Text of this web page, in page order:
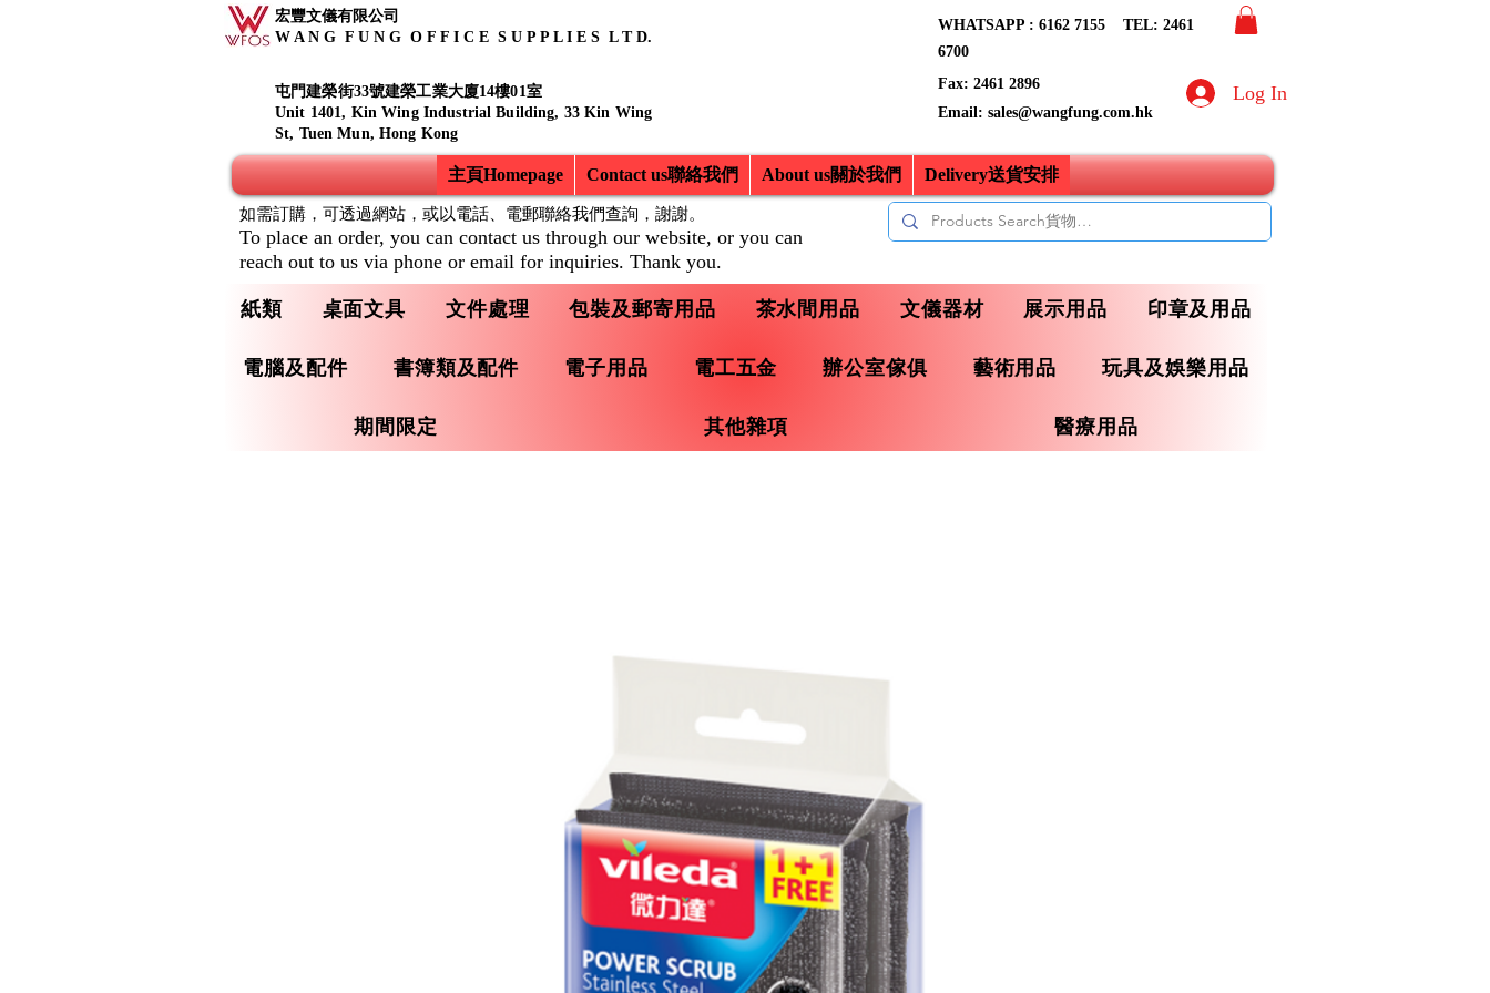
宏豐文儀有限公司
W A N G F U N G O F F I C E S U P P L I E S L T D.
屯門建榮街33號建榮工業大廈14樓01室
Unit 1401, Kin Wing Industrial Building, 33 Kin Wing
St, Tuen Mun, Hong Kong
WHATSAPP : 6162 7155​ TEL: 2461
6700
Fax: 2461 2896
Email: sales@wangfung.com.hk
Log In
主頁Homepage Contact us聯絡我們 About us關於我們 Delivery送貨安排
紙類 桌面文具 文件處理 包裝及郵寄用品 茶水間用品 文儀器材 展示用品 印章及用品
電腦及配件 書簿類及配件 電子用品 電工五金 辦公室傢俱 藝術用品 玩具及娛樂用品
期間限定 其他雜項 醫療用品
如需訂購，可透過網站，或以電話、電郵聯絡我們查詢， 謝謝。
To place an order, you can contact us through our website, or you can
reach out to us via phone or email for inquiries. Thank you.